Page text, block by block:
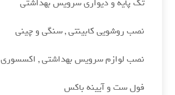
تک پایه و دیواری سرویس بهداشتی
نصب روشویی کابینتی , سنگی و چینی
نصب لوازم سرویس بهداشتی , اکسسوری
فول ست و آیینه باکس